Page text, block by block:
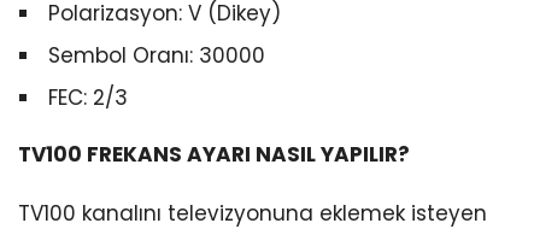
Polarizasyon: V (Dikey)
Sembol Oranı: 30000
FEC: 2/3
TV100 FREKANS AYARI NASIL YAPILIR?
TV100 kanalını televizyonuna eklemek isteyen